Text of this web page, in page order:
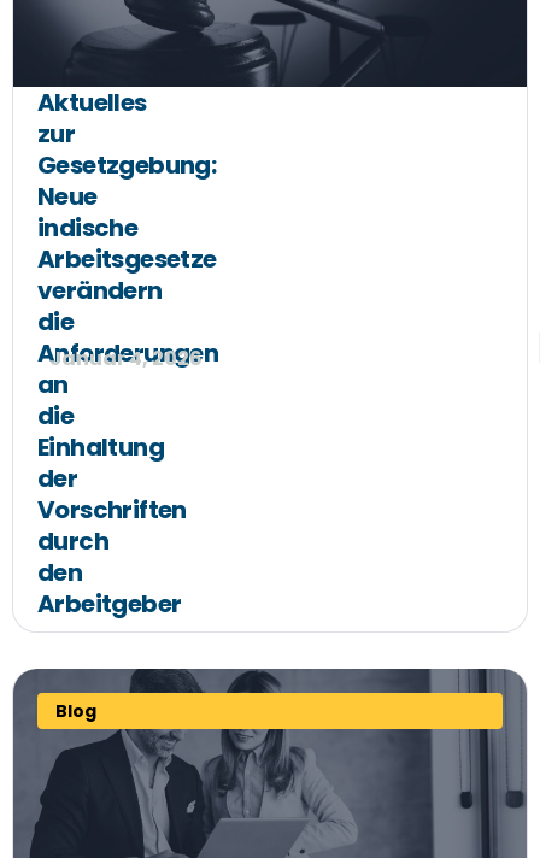
Aktuelles
zur
Gesetzgebung:
Neue
indische
Arbeitsgesetze
verändern
die
Anforderungen
an
die
Einhaltung
der
Vorschriften
durch
den
Arbeitgeber
Januar 4, 2026
Blog